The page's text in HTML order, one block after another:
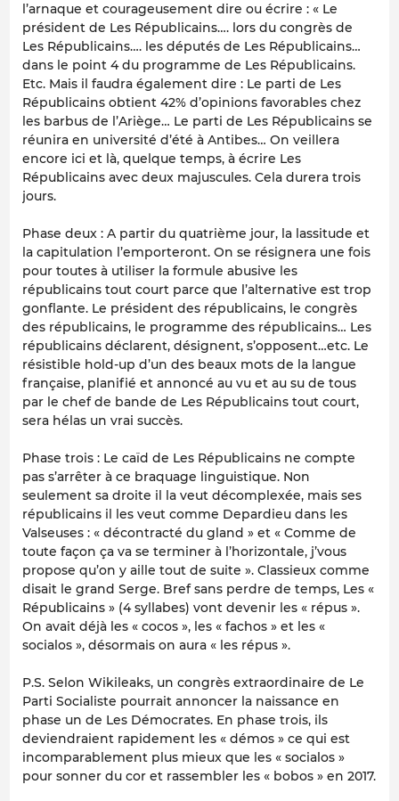
l’arnaque et courageusement dire ou écrire : « Le
président de Les Républicains…. lors du congrès de
Les Républicains…. les députés de Les Républicains…
dans le point 4 du programme de Les Républicains.
Etc. Mais il faudra également dire : Le parti de Les
Républicains obtient 42% d’opinions favorables chez
les barbus de l’Ariège… Le parti de Les Républicains se
réunira en université d’été à Antibes… On veillera
encore ici et là, quelque temps, à écrire Les
Républicains avec deux majuscules. Cela durera trois
jours.
Phase deux : A partir du quatrième jour, la lassitude et
la capitulation l’emporteront. On se résignera une fois
pour toutes à utiliser la formule abusive les
républicains tout court parce que l’alternative est trop
gonflante. Le président des républicains, le congrès
des républicains, le programme des républicains… Les
républicains déclarent, désignent, s’opposent…etc. Le
résistible hold-up d’un des beaux mots de la langue
française, planifié et annoncé au vu et au su de tous
par le chef de bande de Les Républicains tout court,
sera hélas un vrai succès.
Phase trois : Le caïd de Les Républicains ne compte
pas s’arrêter à ce braquage linguistique. Non
seulement sa droite il la veut décomplexée, mais ses
républicains il les veut comme Depardieu dans les
Valseuses : « décontracté du gland » et « Comme de
toute façon ça va se terminer à l’horizontale, j’vous
propose qu’on y aille tout de suite ». Classieux comme
disait le grand Serge. Bref sans perdre de temps, Les «
Républicains » (4 syllabes) vont devenir les « répus ».
On avait déjà les « cocos », les « fachos » et les «
socialos », désormais on aura « les répus ».
P.S. Selon Wikileaks, un congrès extraordinaire de Le
Parti Socialiste pourrait annoncer la naissance en
phase un de Les Démocrates. En phase trois, ils
deviendraient rapidement les « démos » ce qui est
incomparablement plus mieux que les « socialos »
pour sonner du cor et rassembler les « bobos » en 2017.